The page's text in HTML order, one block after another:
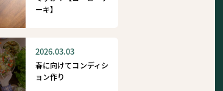
ーキ】
2026.03.03
春に向けてコンディシ
ョン作り